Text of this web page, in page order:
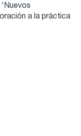
'Nuevos
a la práctica